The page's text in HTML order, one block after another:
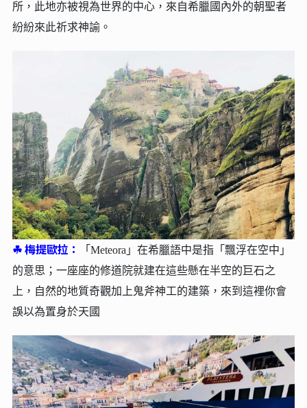
所，此地亦被視為世界的中心，來自希臘國內外的朝聖者
紛紛來此祈求神諭。
☘︎梅提歐拉：
「Meteora」在希臘語中是指「飄浮在空中」
的意思；一座座的修道院就建在這些懸在半空的巨石之
上，自然的地質奇觀加上鬼斧神工的建築，來到這裡你會
誤以為置身於天國